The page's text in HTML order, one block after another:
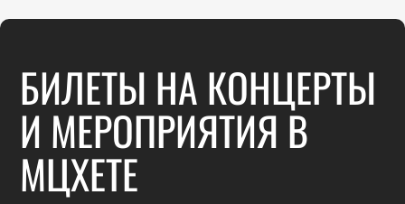
БИЛЕТЫ НА КОНЦЕРТЫ
И МЕРОПРИЯТИЯ В
МЦХЕТЕ